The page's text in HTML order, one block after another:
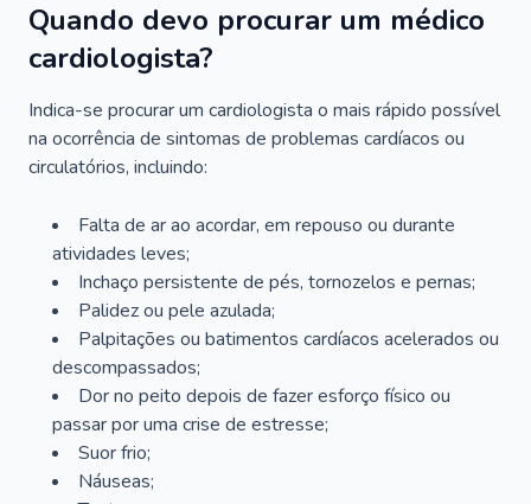
Quando devo procurar um médico
cardiologista?
Indica-se procurar um cardiologista o mais rápido possível
na ocorrência de sintomas de problemas cardíacos ou
circulatórios, incluindo:
Falta de ar ao acordar, em repouso ou durante
atividades leves;
Inchaço persistente de pés, tornozelos e pernas;
Palidez ou pele azulada;
Palpitações ou batimentos cardíacos acelerados ou
descompassados;
Dor no peito depois de fazer esforço físico ou
passar por uma crise de estresse;
Suor frio;
Náuseas;